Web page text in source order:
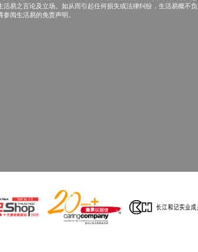
活易之言论及立场。如从而引起任何损失或法律纠纷，生活易概不负
阅生活易的免责声明。